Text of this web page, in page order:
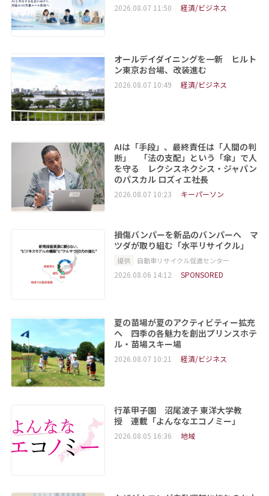
2026.08.07 11:50 経済/ビジネス
オールデイダイニングを一新 ヒルト
ン東京お台場、改装進む
2026.08.07 10:49 経済/ビジネス
AIは「手段」、最終責任は「人間の判
断」 「法の支配」という「傘」で人
を守る レクシスネクシス・ジャパン
のパスカル ロズィエ社長
2026.08.07 10:23 キーパーソン
損傷バンパーを新品のバンパーへ マ
ツダが取り組む「水平リサイクル」
提供 自動車リサイクル促進センター
2026.08.06 14:12 SPONSORED
夏の苗場が夏のアクティビティー拡充
へ 四季の各魅力を創出プリンスホテ
ル・苗場スキー場
2026.08.07 10:21 経済/ビジネス
行革甲子園 沼尾波子 東洋大学教
授 連載「よんななエコノミー」
2026.08.05 16:36 地域